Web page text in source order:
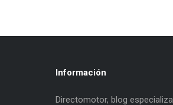
Información
Directomotor, blog